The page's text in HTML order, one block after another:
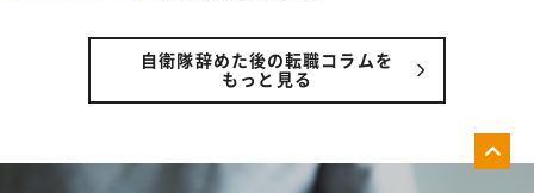
自衛隊辞めた後の転職コラムを
もっと見る